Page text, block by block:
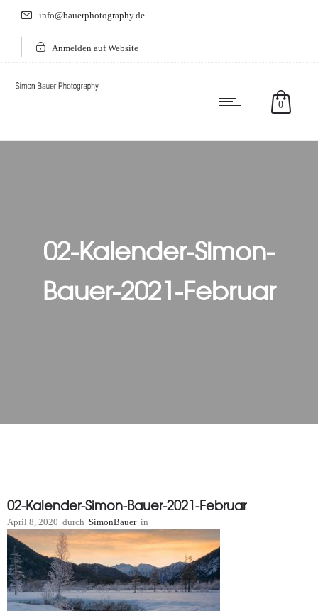
info@bauerphotography.de
Anmelden auf Website
0
02-Kalender-Simon-
Bauer-2021-Februar
02-Kalender-Simon-Bauer-2021-Februar
April 8, 2020 durch SimonBauer in